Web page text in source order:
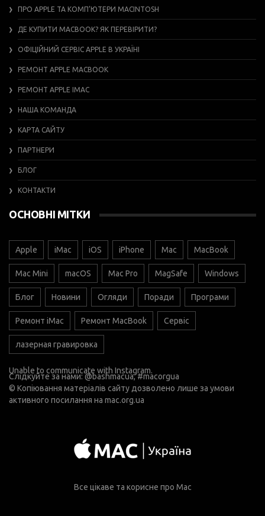
ПРО APPLE ТА КОМП’ЮТЕРИ MACINTOSH
ДЕ КУПИТИ MACBOOK? ЯК ПЕРЕВІРИТИ?
ОФІЦІЙНИЙ СЕРВІС APPLE В УКРАЇНІ
РЕМОНТ APPLE MACBOOK
РЕМОНТ APPLE IMAC
НАША КОМАНДА
КАРТА САЙТУ
ПАРТНЕРИ
БЛОГ
КОНТАКТИ
ОСНОВНІ МІТКИ
Apple iMac iOS iPhone Mac MacBook
Mac Mini macOS Mac Pro MagSafe Windows
Блог Новини Огляди Поради Програми
Ремонт iMac Ремонт MacBook Сервіс
лазерная гравировка
Unable to communicate with Instagram.
Слідкуйте за нами:@bashmacua, #macorgua
© Копіювання матеріалів сайту дозволено лише за умови
активного посилання на mac.org.ua
Все цікаве та корисне про Mac